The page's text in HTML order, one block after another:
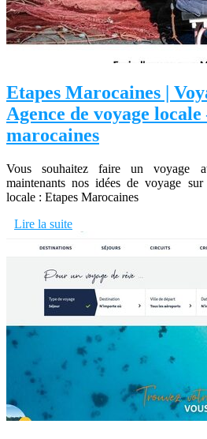
Etapes Marocaines |
Agence de voyage locale
marocaines
Vous souhaitez faire un voyage
maintenants nos idées de voyage
locale : Etapes Marocaines
Lire la suite